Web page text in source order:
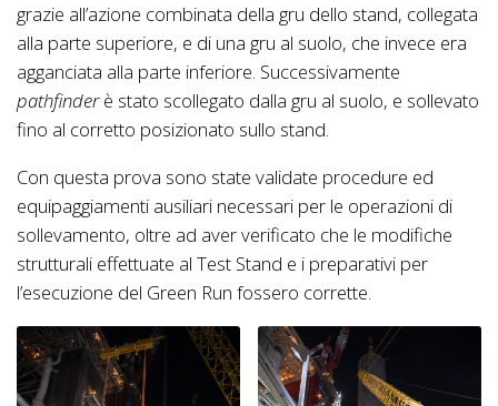
grazie all’azione combinata della gru dello stand, collegata
alla parte superiore, e di una gru al suolo, che invece era
agganciata alla parte inferiore. Successivamente
pathfinderè stato scollegato dalla gru al suolo, e sollevato
fino al corretto posizionato sullo stand.
Con questa prova sono state validate procedure ed
equipaggiamenti ausiliari necessari per le operazioni di
sollevamento, oltre ad aver verificato che le modifiche
strutturali effettuate al Test Stand e i preparativi per
l’esecuzione del Green Run fossero corrette.